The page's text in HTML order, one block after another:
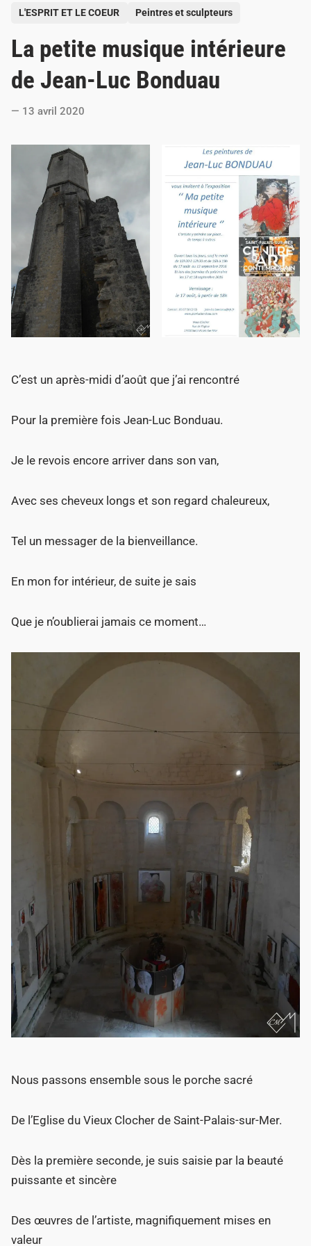
e
d
n
L'ESPRIT ET LE COEUR Peintres et sculpteurs
La petite musique intérieure
de Jean-Luc Bonduau
13 avril 2020
C’est un après-midi d’août que j’ai rencontré
Pour la première fois Jean-Luc Bonduau.
Je le revois encore arriver dans son van,
Avec ses cheveux longs et son regard chaleureux,
Tel un messager de la bienveillance.
En mon for intérieur, de suite je sais
Que je n’oublierai jamais ce moment…
Nous passons ensemble sous le porche sacré
De l’Eglise du Vieux Clocher de Saint-Palais-sur-Mer.
Dès la première seconde, je suis saisie par la beauté
puissante et sincère
Des œuvres de l’artiste, magnifiquement mises en
valeur